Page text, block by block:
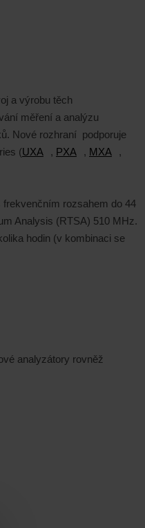
a výrobu těch
měření a analýzu
Nové rozhraní podporuje
(UXA , PXA , MXA
,
rozsahem do 44
Analysis (RTSA) 510 MHz.
hodin (v kombinaci se
analyzátory rovněž